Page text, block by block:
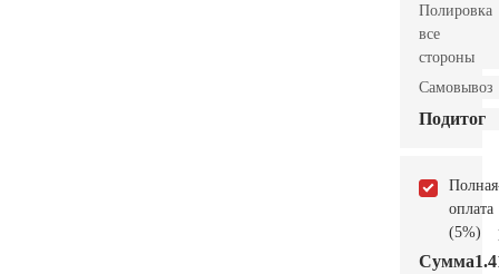
Полировка
все
стороны
Самовывоз
Подитог
Полная
оплата
(5%)
Сумма